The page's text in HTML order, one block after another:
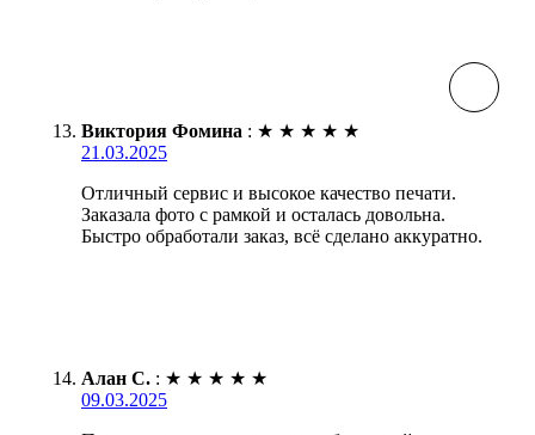
Виктория Фомина : ★ ★ ★ ★ ★
21.03.2025
Отличный сервис и высокое качество печати.
Заказала фото с рамкой и осталась довольна.
Быстро обработали заказ, всё сделано аккуратно.
Алан С. : ★ ★ ★ ★ ★
09.03.2025